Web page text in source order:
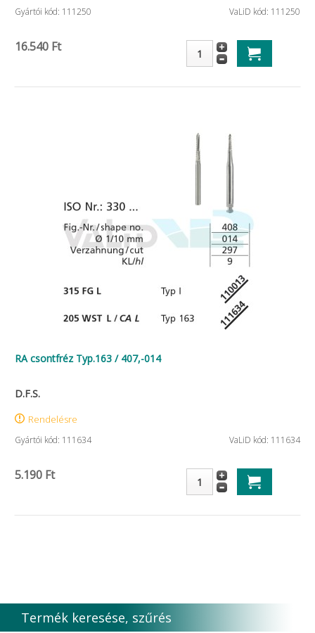
Gyártói kód: 111250 VaLiD kód: 111250
16.540 Ft
RA csontfréz Typ.163 / 407,-014
D.F.S.
Rendelésre
Gyártói kód: 111634 VaLiD kód: 111634
5.190 Ft
Termék keresése, szűrés